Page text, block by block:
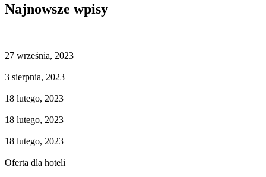
Najnowsze wpisy
27 września, 2023
3 sierpnia, 2023
18 lutego, 2023
18 lutego, 2023
18 lutego, 2023
Oferta dla hoteli